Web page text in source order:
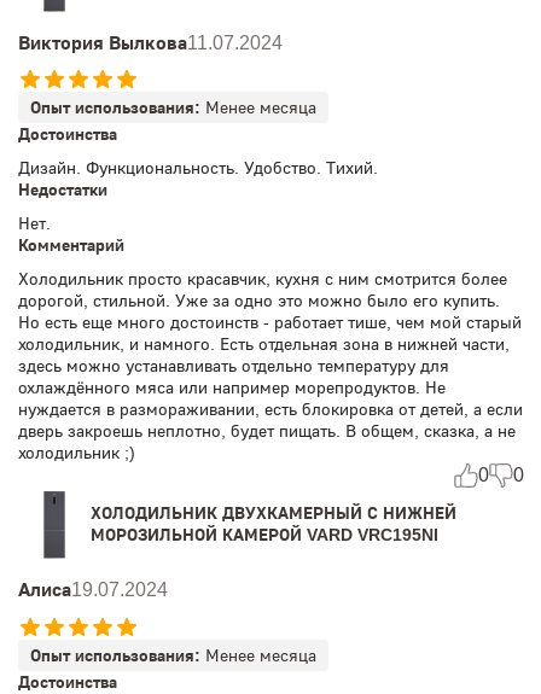
Виктория Вылкова11.07.2024
Опыт использования: Менее месяца
Достоинства
Дизайн. Функциональность. Удобство. Тихий.
Недостатки
Нет.
Комментарий
Холодильник просто красавчик, кухня с ним смотрится более
дорогой, стильной. Уже за одно это можно было его купить.
Но есть еще много достоинств - работает тише, чем мой старый
холодильник, и намного. Есть отдельная зона в нижней части,
здесь можно устанавливать отдельно температуру для
охлаждённого мяса или например морепродуктов. Не
нуждается в размораживании, есть блокировка от детей, а если
дверь закроешь неплотно, будет пищать. В общем, сказка, а не
холодильник ;)
0 0
ХОЛОДИЛЬНИК ДВУХКАМЕРНЫЙ С НИЖНЕЙ
МОРОЗИЛЬНОЙ КАМЕРОЙ VARD VRC195NI
Алиса19.07.2024
Опыт использования: Менее месяца
Достоинства